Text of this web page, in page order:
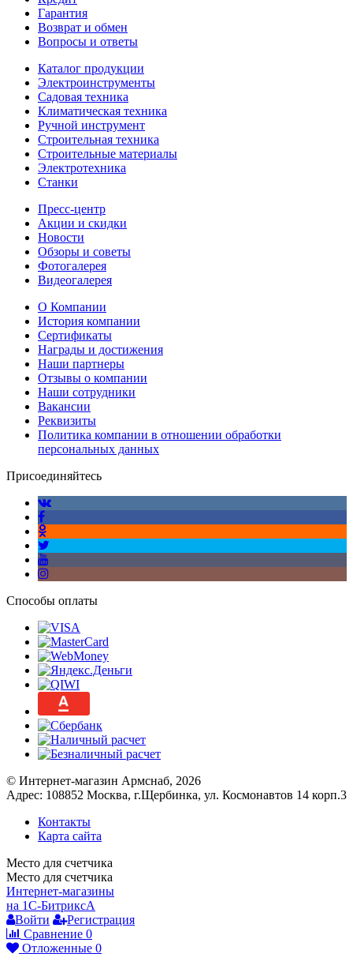
Гарантия
Возврат и обмен
Вопросы и ответы
Каталог продукции
Электроинструменты
Садовая техника
Климатическая техника
Ручной инструмент
Строительная техника
Строительные материалы
Электротехника
Станки
Пресс-центр
Акции и скидки
Новости
Обзоры и советы
Фотогалерея
Видеогалерея
О Компании
История компании
Сертификаты
Награды и достижения
Наши партнеры
Отзывы о компании
Наши сотрудники
Вакансии
Реквизиты
Политика компании в отношении обработки
персональных данных
Присоединяйтесь
Способы оплаты
© Интернет-магазин Армснаб, 2026
Адрес: 108852 Москва, г.Щербинка, ул. Космонавтов 14 корп.3
Контакты
Карта сайта
Место для счетчика
Место для счетчика
Интернет-магазины
на 1С-БитриксA
Войти
Регистрация
Сравнение 0
Отложенные 0